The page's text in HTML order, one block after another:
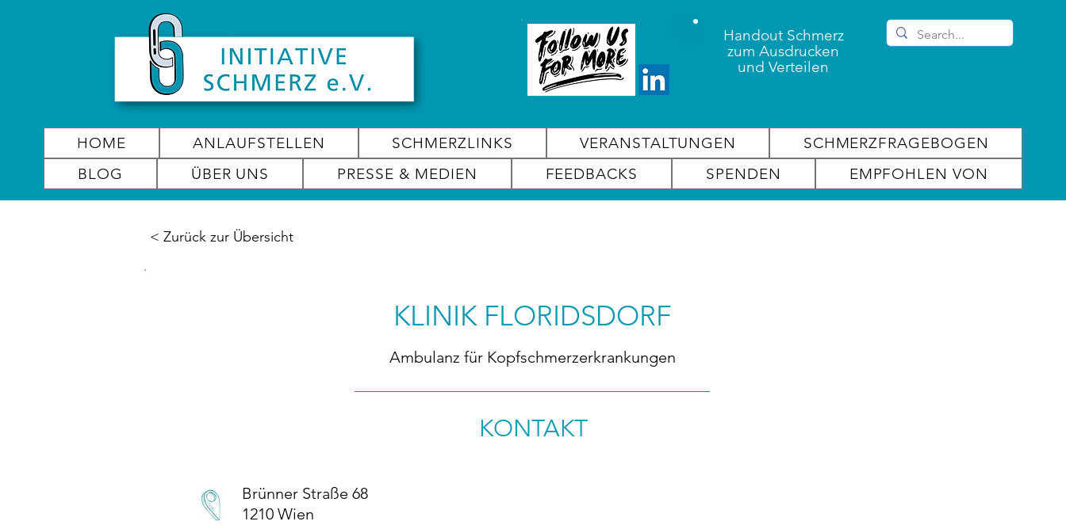
Handout Schmerz
zum Ausdrucken
und Verteilen
HOME ANLAUFSTELLEN SCHMERZLINKS VERANSTALTUNGEN
SCHMERZFRAGEBOGEN
BLOG
ÜBER UNS PRESSE & MEDIEN FEEDBACKS SPENDEN EMPFOHLEN VON
< Zurück zur Übersicht
KLINIK FLORIDSDORF
Ambulanz für Kopfschmerzerkrankungen
KONTAKT
Brünner Straße 68
1210 Wien